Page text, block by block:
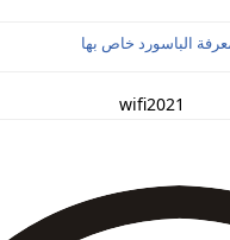
الباسورد خاص بها